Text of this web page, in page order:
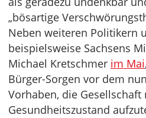
„bösartige
Neben weiteren Politikern
beispielsweise Sachsens
Michael Kretschmer im Mai
Bürger-Sorgen vor dem
Vorhaben, die Gesellschaft
Gesundheitszustand